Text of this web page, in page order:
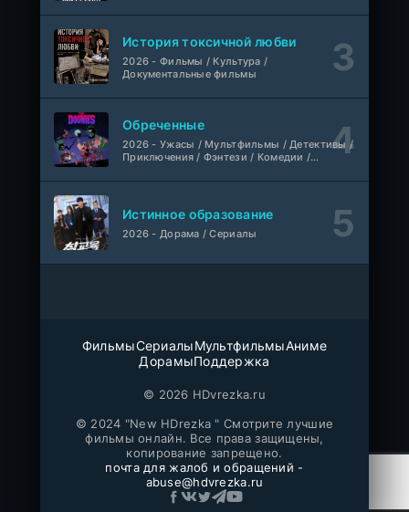
Фильм
AlphaProject
Пробуждение источника силы
1 сезон
1-18 серия
1 сезон мультфильм
AniMaunt
Фильм
Синема УС
1-3 сезон
Жестокая месть: экономка, отказавшаяся от своего лица
Это всего лишь Стамбул
1 сезон
История токсичной любви
2026 - Фильмы / Культура /
Документальные фильмы
Обреченные
2026 - Ужасы / Мультфильмы / Детективы /
Приключения / Фэнтези / Комедии /
Истинное образование
2026 - Дорама / Сериалы
ФильмыСериалыМультфильмыАниме
ДорамыПоддержка
© 2026 HDvrezka.ru
© 2024 "New HDrezka " Смотрите лучшие
фильмы онлайн. Все права защищены,
копирование запрещено.
почта для жалоб и обращений -
abuse@hdvrezka.ru